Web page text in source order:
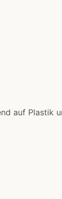
auf Plastik